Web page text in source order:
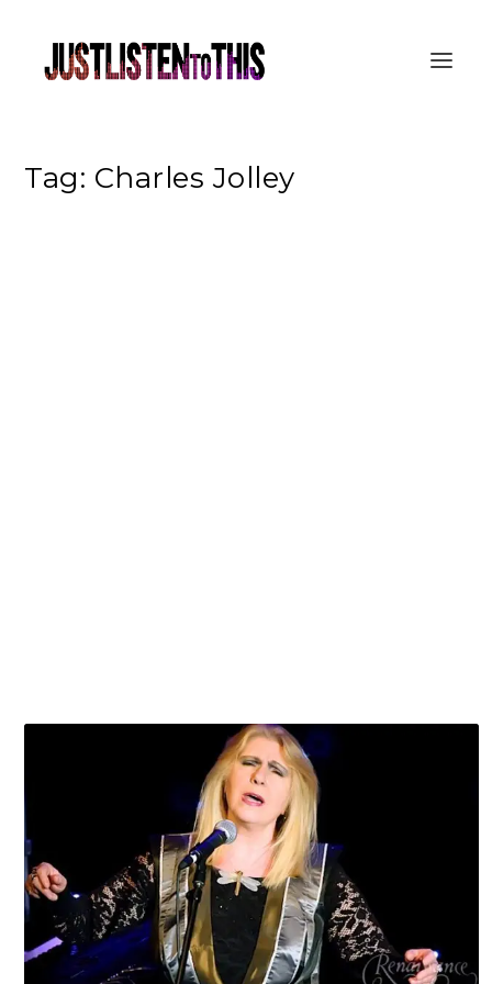
Tag: Charles Jolley